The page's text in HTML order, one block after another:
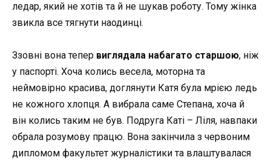
ледар, який не хотів та й не шукав роботу. Тому жінка
звикла все тягнути наодинці.
Ззовні вона тепер виглядала набагато старшою, ніж
у паспорті. Хоча колись весела, моторна та
неймовірно красива, доглянути Катя була мрією ледь
не кожного хлопця. А вибрала саме Степана, хоча й
він колись таким не був. Подруга Каті – Ліля, навпаки
обрала розумову працю. Вона закінчила з червоним
дипломом факультет журналістики та влаштувалася